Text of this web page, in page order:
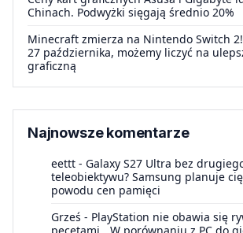
Chinach. Podwyżki sięgają średnio 20%
Minecraft zmierza na Nintendo Switch
27 października, możemy liczyć na
graficzną
Najnowsze komentarze
eettt - Galaxy S27 Ultra bez
teleobiektywu? Samsung planuje
powodu cen pamięci
Grześ - PlayStation nie obawia się